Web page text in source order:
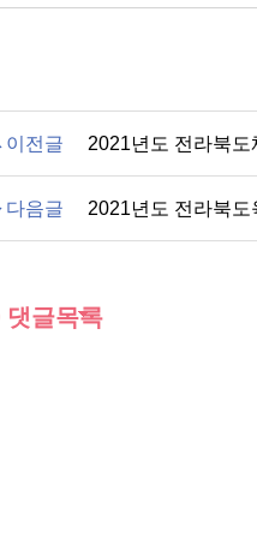
이전글 2021년도 전라북도
다음글 2021년도 전라북
댓글목록